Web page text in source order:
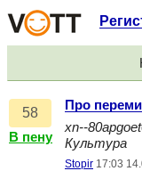
58
В пену
Про
xn--
Культура
Stopir 17:03